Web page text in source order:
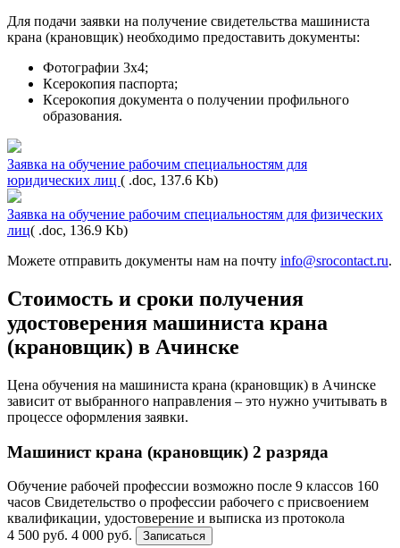
Для подачи заявки на получение свидетельства машиниста
крана (крановщик) необходимо предоставить документы:
Фотографии 3х4;
Ксерокопия паспорта;
Ксерокопия документа о получении профильного
образования.
Заявка на обучение рабочим специальностям для
юридических лиц ( .doc, 137.6 Kb)
Заявка на обучение рабочим специальностям для физических
лиц( .doc, 136.9 Kb)
Можете отправить документы нам на почту info@srocontact.ru.
Стоимость и сроки получения
удостоверения машиниста крана
(крановщик) в Ачинске
Цена обучения на машиниста крана (крановщик) в Ачинске
зависит от выбранного направления – это нужно учитывать в
процессе оформления заявки.
Машинист крана (крановщик) 2 разряда
Обучение рабочей профессии возможно после 9 классов 160
часов Свидетельство о профессии рабочего с присвоением
квалификации, удостоверение и выписка из протокола
4 500 руб. 4 000 руб. Записаться